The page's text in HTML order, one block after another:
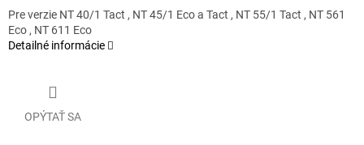
Pre verzie NT 40/1 Tact , NT 45/1 Eco a Tact , NT 55/1 Tact , NT 561
Eco , NT 611 Eco
Detailné informácie
OPÝTAŤ SA